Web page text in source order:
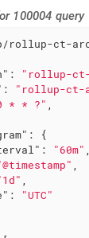
100004 query
rollup-ct-
: "rollup-ct-
: "rollup-ct-
* * ?" ,
: {
: "60m" ,
,
,
:
"UTC"